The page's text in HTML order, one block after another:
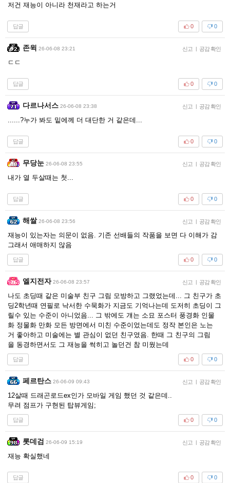
저건 재능이 아니라 천재라고 하는거
답글 0
0
존윅 26-06-08 23:21 신고 | 공감 확인
ㄷㄷ
답글 0
0
다르나서스 26-06-08 23:38 신고 | 공감 확인
......?누가 봐도 밑에께 더 대단한 거 같은데...
답글 0
0
무당눈 26-06-08 23:55 신고 | 공감 확인
내가 열 두살때는 첫...
답글 0
0
해쌀 26-06-08 23:56 신고 | 공감 확인
재능이 있는자는 의문이 없음. 기존 선배들의 작품을 보면 다 이해가 감
그래서 애매하지 않음
답글 0
0
엘지전자 26-06-08 23:57 신고 | 공감 확인
나도 초딩때 같은 미술부 친구 그림 모방하고 그랬었는데... 그 친구가 초
딩2학년때 연필로 낙서한 수묵화가 지금도 기억나는데 도저히 초딩이 그
릴수 있는 수준이 아니었음... 그 밖에도 걔는 소묘 포스터 풍경화 인물
화 정물화 만화 모든 방면에서 미친 수준이었는데도 정작 본인은 노는
거 좋아하고 미술에는 별 관심이 없던 친구였음. 한때 그 친구의 그림
을 동경하면서도 그 재능을 썩히고 놀던건 참 미웠는데
답글 0
0
페르탄스 26-06-09 09:43 신고 | 공감 확인
12살때 드래곤로드ex인가 모바일 게임 했던 것 같은데..
무려 점프가 구현된 탑뷰게임;
답글 0
0
롯데검 26-06-09 15:19 신고 | 공감 확인
재능 확실했네
답글 0
0